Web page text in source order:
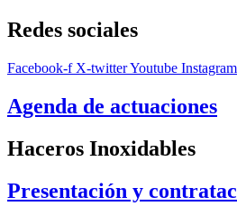
Redes sociales
Facebook-f X-twitterYoutube Instagram
Agenda de actuaciones
Haceros Inoxidables
Presentación y